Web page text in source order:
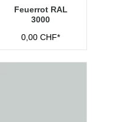
Feuerrot RAL
3000
0,00 CHF*